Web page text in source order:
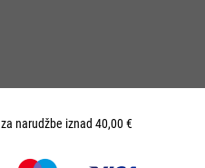
za narudžbe iznad 40,00 €